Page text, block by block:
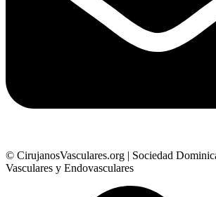
© CirujanosVasculares.org | Sociedad
Vasculares y Endovasculares